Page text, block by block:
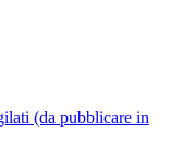
(da pubblicare in